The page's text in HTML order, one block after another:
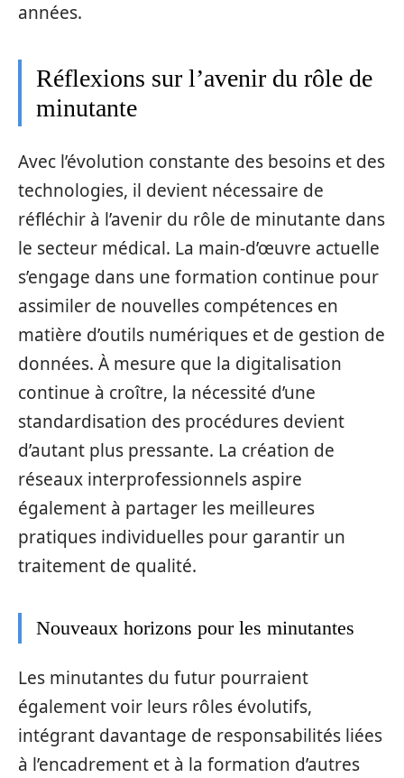
années.
Réflexions sur l’avenir du rôle de
minutante
Avec l’évolution constante des besoins et des
technologies, il devient nécessaire de
réfléchir à l’avenir du rôle de minutante dans
le secteur médical. La main-d’œuvre actuelle
s’engage dans une formation continue pour
assimiler de nouvelles compétences en
matière d’outils numériques et de gestion de
données. À mesure que la digitalisation
continue à croître, la nécessité d’une
standardisation des procédures devient
d’autant plus pressante. La création de
réseaux interprofessionnels aspire
également à partager les meilleures
pratiques individuelles pour garantir un
traitement de qualité.
Nouveaux horizons pour les minutantes
Les minutantes du futur pourraient
également voir leurs rôles évolutifs,
intégrant davantage de responsabilités liées
à l’encadrement et à la formation d’autres